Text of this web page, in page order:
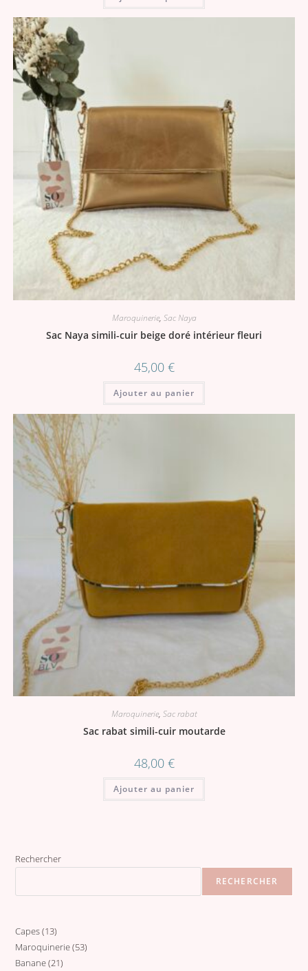
Maroquinerie, Sac Naya
Sac Naya simili-cuir beige doré intérieur fleuri
45,00 €
Ajouter au panier
Maroquinerie, Sac rabat
Sac rabat simili-cuir moutarde
48,00 €
Ajouter au panier
Rechercher
RECHERCHER
Capes 1313
produits
Maroquinerie 5353
Banane 2121